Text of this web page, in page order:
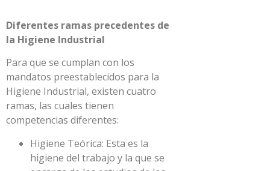
Diferentes ramas precedentes de
la Higiene Industrial
Para que se cumplan con los
mandatos preestablecidos para la
Higiene Industrial, existen cuatro
ramas, las cuales tienen
competencias diferentes:
Higiene Teórica: Esta es la
higiene del trabajo y la que se